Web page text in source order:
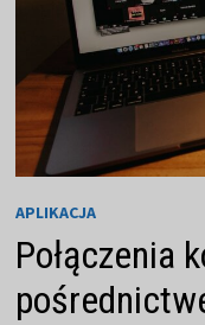
APLIKACJA
Połączenia